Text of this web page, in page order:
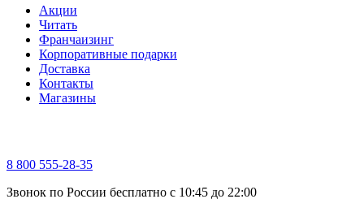
Акции
Читать
Франчаизинг
Корпоративные подарки
Доставка
Контакты
Магазины
8 800 555-28-35
Звонок по России бесплатно c 10:45 до 22:00